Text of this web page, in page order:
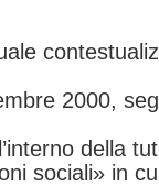
2000,
della
sociali» in